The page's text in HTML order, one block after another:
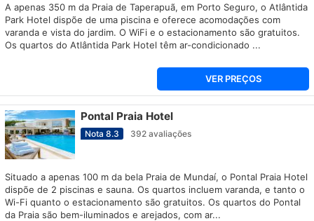
A apenas 350 m da Praia de Taperapuã, em Porto Seguro, o Atlântida
Park Hotel dispõe de uma piscina e oferece acomodações com
varanda e vista do jardim. O WiFi e o estacionamento são gratuitos.
Os quartos do Atlântida Park Hotel têm ar-condicionado ...
VER PREÇOS
Pontal Praia Hotel
Nota 8.3 392 avaliações
Situado a apenas 100 m da bela Praia de Mundaí, o Pontal Praia Hotel
dispõe de 2 piscinas e sauna. Os quartos incluem varanda, e tanto o
Wi-Fi quanto o estacionamento são gratuitos. Os quartos do Pontal
da Praia são bem-iluminados e arejados, com ar...